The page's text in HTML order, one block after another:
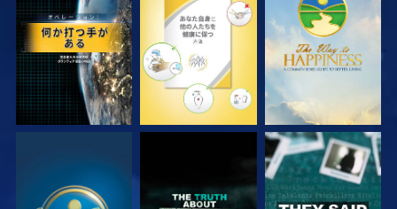
観る 観る 観る
観る 観る 観る